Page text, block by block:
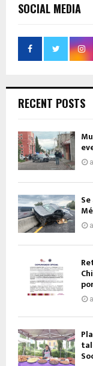
SOCIAL MEDIA
RECENT POSTS